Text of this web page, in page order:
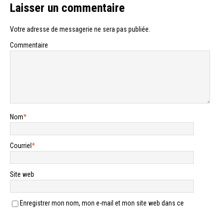
Laisser un commentaire
Votre adresse de messagerie ne sera pas publiée.
Commentaire
Nom*
Courriel *
Site web
Enregistrer mon nom, mon e-mail et mon site web dans ce